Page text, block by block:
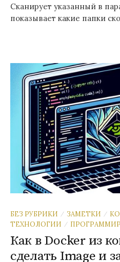
Сканирует указанный в
показывает какие папки
БЕЗ РУБРИКИ / ЗАМЕТКИ /
ТЕХНОЛОГИИ
/
Как в Docker из
сделать Image и